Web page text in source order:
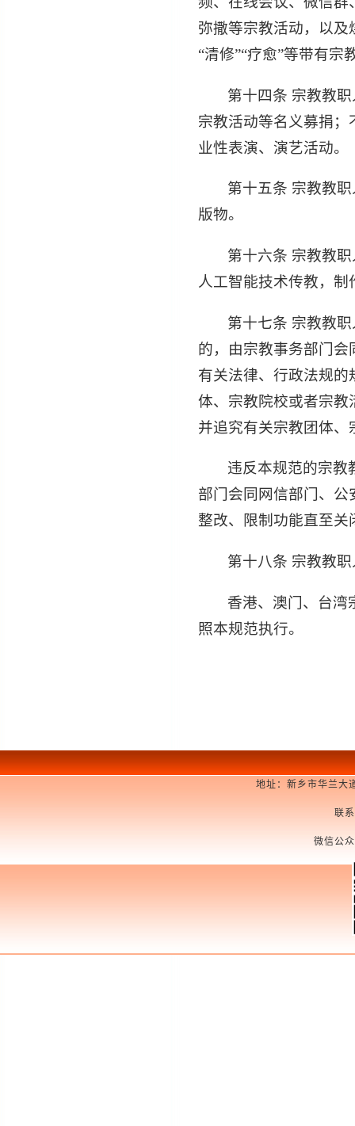
弥撒等宗教活动，以及
“清修”“疗愈”等带有
第十四条 宗教教
宗教活动等名义募捐
业性表演、演艺活动。
第十五条 宗教教
版物。
第十六条 宗教教
人工智能技术传教，
第十七条 宗教教
的，由宗教事务部门
有关法律、行政法规
体、宗教院校或者宗教
并追究有关宗教团体
违反本规范的宗教
部门会同网信部门、
整改、限制功能直至关
第十八条 宗教教
香港、澳门、台湾
照本规范执行。
地址：新乡市华兰大
联
微信公